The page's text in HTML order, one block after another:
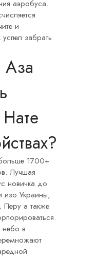
аэробуса.
и
забрать
1700+
Лучшая
новичка до
Украины,
Перу а также
небо в